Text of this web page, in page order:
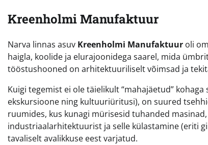
Kreenholmi Manufaktuur
Narva linnas asuv Kreenholmi Manufaktuur oli
haigla, koolide ja elurajoonidega saarel, mida
tööstushooned on arhitektuuriliselt võimsad ja
Kuigi tegemist ei ole täielikult “mahajäetud”
ekskursioone ning kultuuriüritusi), on suured
ruumides, kus kunagi mürisesid tuhanded
industriaalarhitektuurist ja selle külastamine (eriti
tavaliselt avalikkuse eest varjatud.